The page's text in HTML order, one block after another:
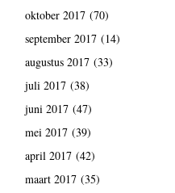
oktober 2017(70)
september 2017(14)
augustus 2017(33)
juli 2017(38)
juni 2017(47)
mei 2017(39)
april 2017(42)
maart 2017(35)